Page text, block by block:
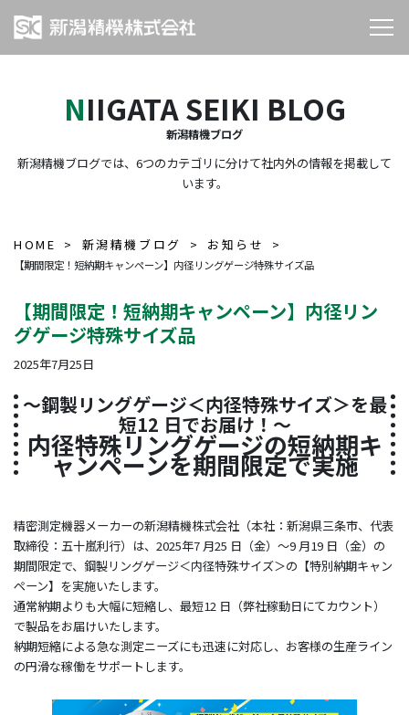
NIIGATA SEIKI BLOG
新潟精機ブログ
新潟精機ブログでは、6つのカテゴリに分けて社内外の情報を掲載して
います。
HOME 新潟精機ブログ お知らせ
【期間限定！短納期キャンペーン】内径リングゲージ特殊サイズ品
【期間限定！短納期キャンペーン】内径リン
グゲージ特殊サイズ品
2025年7月25日
～鋼製リングゲージ＜内径特殊サイズ＞を最
短12 日でお届け！～
内径特殊リングゲージの短納期キ
ャンペーンを期間限定で実施
精密測定機器メーカーの新潟精機株式会社（本社：新潟県三条市、代表
取締役：五十嵐利行）は、2025年7 月25 日（金）～9 月19 日（金）の
期間限定で、鋼製リングゲージ＜内径特殊サイズ＞の【特別納期キャン
ペーン】を実施いたします。
通常納期よりも大幅に短縮し、最短12 日（弊社稼動日にてカウント）
で製品をお届けいたします。
納期短縮による急な測定ニーズにも迅速に対応し、お客様の生産ライン
の円滑な稼働をサポートします。